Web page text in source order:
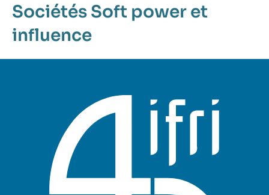
Sociétés Soft power et
influence